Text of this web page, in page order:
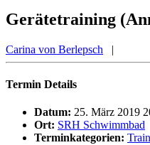
Gerätetraining
Carina von Berlepsch |
Termin Details
Datum: 25. März 2019
Ort: SRH Schwimmbad
Terminkategorien: